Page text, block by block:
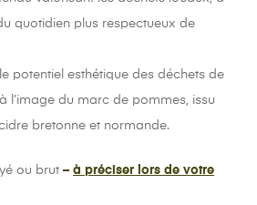
quotidien plus respectueux de
potentiel esthétique des déchets de
l’image du marc de pommes, issu
bretonne et normande.
ou brut – à préciser lors de votre